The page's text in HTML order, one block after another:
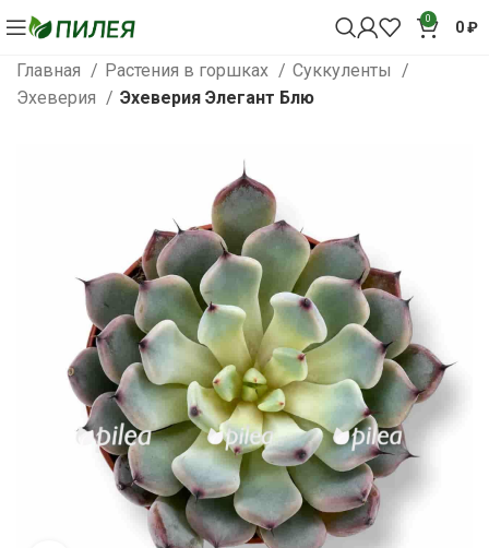
0 0₽
Главная Растения в горшках
Суккуленты
Эхеверия
Эхеверия Элегант Блю